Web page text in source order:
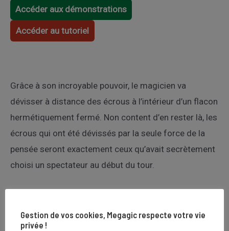
Accéder aux démonstrations
Accéder au tutoriel
Grâce à son incroyable pouvoir, le magicien va
dévisser à distance des écrous à l’intérieur d’un flacon
hermétiquement fermé. Non content d’en rester là, les
écrous qui ont été dévissés par la seule force de la
pensée seront exactement ceux qu’avait secrètement
choisi un spectateur au début du tour.
Gestion de vos cookies, Megagic respecte votre vie
privée !